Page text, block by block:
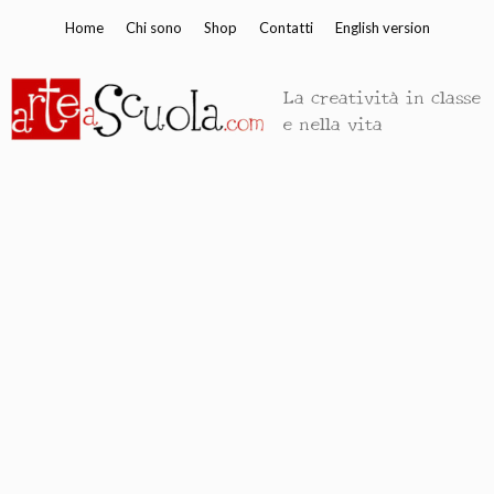
contenuto
Home Chi sono Shop Contatti English version
La creatività in classe
e nella vita